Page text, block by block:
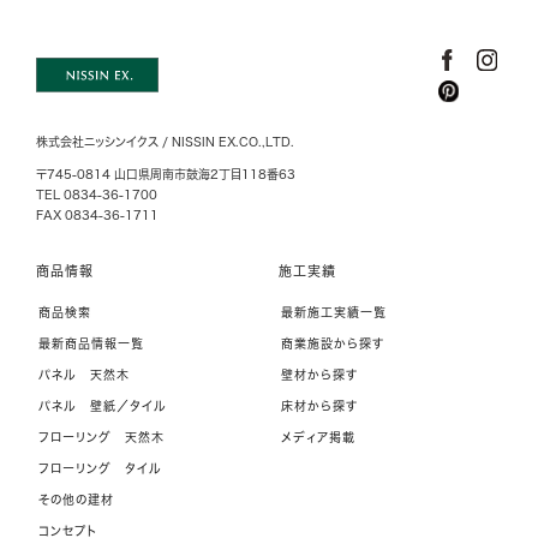
株式会社ニッシンイクス / NISSIN EX.CO.,LTD.
〒745-0814 山口県周南市鼓海2丁目118番63
TEL 0834-36-1700
FAX 0834-36-1711
商品情報
商品検索
最新商品情報一覧
パネル 天然木
パネル 壁紙／タイル
フローリング 天然木
フローリング タイル
その他の建材
コンセプト
施工実績
最新施工実績一覧
商業施設から探す
壁材から探す
床材から探す
メディア掲載